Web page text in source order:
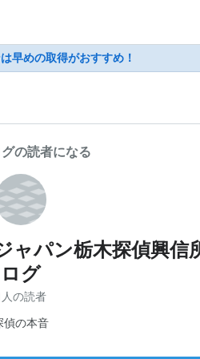
早めの取得がおすすめ！
の読者になる
ャパン栃木探偵興信
ログ
人の読者
偵の本音